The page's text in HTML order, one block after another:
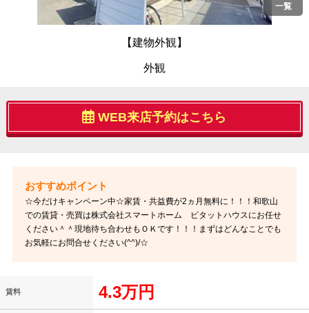
一覧
【建物外観】
外観
WEB来店予約はこちら
☆今だけキャンペーン中☆家賃・共益費が2ヵ月無料に！！！和歌山
での賃貸・売買は株式会社スマートホーム ピタットハウスにお任せ
ください＾＾現地待ち合わせもＯＫです！！！まずはどんなことでも
お気軽にお問合せください(^^)/☆
賃料 4.3万円